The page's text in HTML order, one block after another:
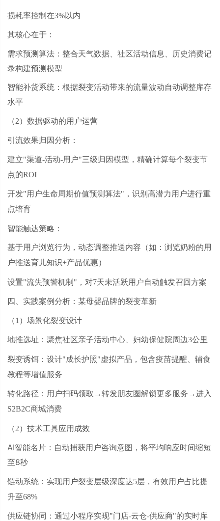
损耗率控制在3%以内
其核心在于：
需求预测算法：整合天气数据、社区活动信息、历史消费记
录构建预测模型
智能补货系统：根据裂变活动带来的流量波动自动调整库存
水平
（2）数据驱动的用户运营
引流效果归因分析：
建立"渠道-活动-用户"三级归因模型，精确计算每个裂变节
点的ROI
开发"用户生命周期价值预测算法"，识别高潜力用户进行重
点培育
智能触达策略：
基于用户浏览行为，动态调整推送内容（如：浏览奶粉的用
户推送育儿知识+产品优惠）
设置"流失预警机制"，对7天未活跃用户自动触发召回方案
四、实践案例分析：某母婴品牌的裂变革新
（1）场景化裂变设计
地推选址：聚焦社区亲子活动中心、妇幼保健院周边3公里
裂变诱饵：设计"成长护照"虚拟产品，包含疫苗提醒、辅食
教程等增值服务
转化路径：用户扫码领取 →转发朋友圈解锁更多服务→进入
S2B2C商城消费
（2）技术工具应用成效
AI智能名片：自动捕获用户咨询意图，将平均响应时间缩短
至8秒
链动系统：实现用户裂变层级深度达5层，有效用户占比提
升至68%
供应链协同：通过小程序实现"门店-云仓-供应商"的实时库